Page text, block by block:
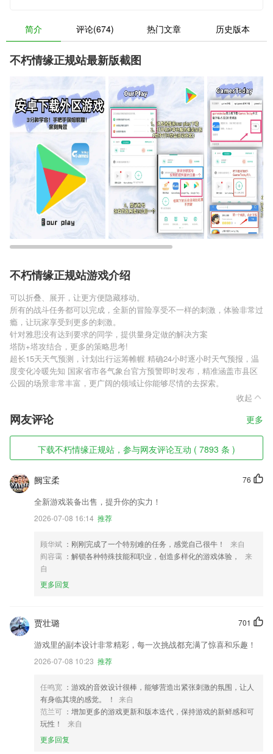
简介 评论(674) 热门文章 历史版本
不朽情缘正规站最新版截图
不朽情缘正规站游戏介绍
可以折叠、展开，让更方便隐藏移动。
所有的战斗任务都可以完成，全新的冒险享受不一样的刺激，体验非常过
瘾，让玩家享受到更多的刺激。
针对雅思没有达到要求的同学，提供量身定做的解决方案
塔防+塔攻结合，更多的策略思考!
超长15天天气预测，计划出行运筹帷幄 精确24小时逐小时天气预报，温
度变化冷暖先知 国家省市各气象台官方预警即时发布，精准涵盖市县区
公园的场景非常丰富，更广阔的领域让你能够尽情的去探索。
收起
网友评论 更多
下载不朽情缘正规站，参与网友评论互动 ( 7893 条 )
76
阙宝柔
全新游戏装备出售，提升你的实力！
2026-07-08 16:14 推荐
顾华斌 ：刚刚完成了一个特别难的任务，感觉自己很牛！
来自
阎容霭 ：解锁各种特殊技能和职业，创造多样化的游戏体验，
来
自
更多回复
701
贾壮璐
游戏里的副本设计非常精彩，每一次挑战都充满了惊喜和乐趣！
2026-07-08 10:23 推荐
任鸣宽 ：游戏的音效设计很棒，能够营造出紧张刺激的氛围，让人
有身临其境的感觉。 ！
来自
范兰可 ：增加更多的游戏更新和版本迭代，保持游戏的新鲜感和可
玩性！
来自
更多回复